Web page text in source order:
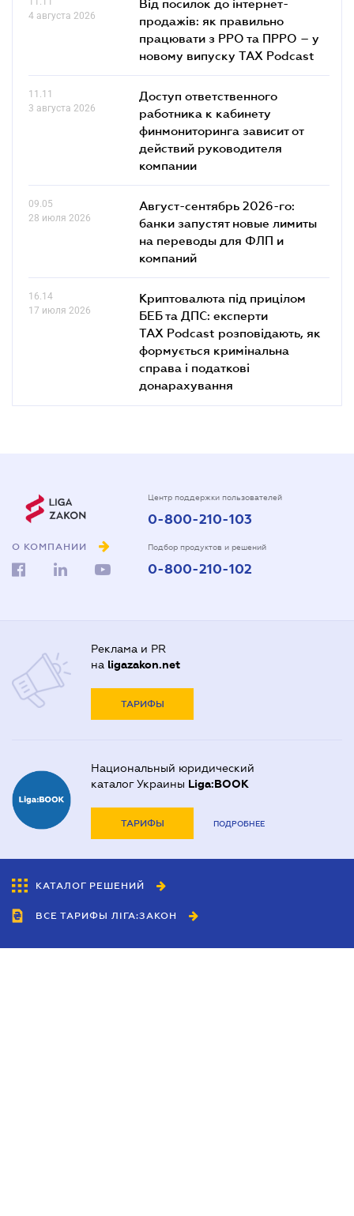
4 августа 2026
Від посилок до інтернет-
продажів: як правильно
працювати з РРО та ПРРО – у
новому випуску TAX Podcast
11.11
3 августа 2026
Доступ ответственного
работника к кабинету
финмониторинга зависит от
действий руководителя
компании
09.05
28 июля 2026
Август-сентябрь 2026-го:
банки запустят новые лимиты
на переводы для ФЛП и
компаний
16.14
17 июля 2026
Криптовалюта під прицілом
БЕБ та ДПС: експерти
TAX Podcast розповідають, як
формується кримінальна
справа і податкові
донарахування
О КОМПАНИИ
Центр поддержки пользователей
0-800-210-103
Подбор продуктов и решений
0-800-210-102
Реклама и PR
на ligazakon.net
ТАРИФЫ
Национальный юридический
каталог Украины Liga:BOOK
ТАРИФЫ ПОДРОБНЕЕ
КАТАЛОГ РЕШЕНИЙ
ВСЕ ТАРИФЫ ЛІГА:ЗАКОН